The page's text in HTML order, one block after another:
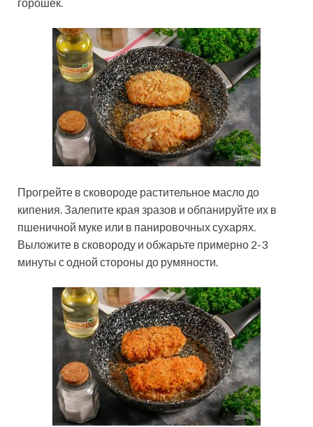
Прогрейте в сковороде растительное масло до
кипения. Залепите края зразов и обпанируйте их в
пшеничной муке или в панировочных сухарях.
Выложите в сковороду и обжарьте примерно 2-3
минуты с одной стороны до румяности.